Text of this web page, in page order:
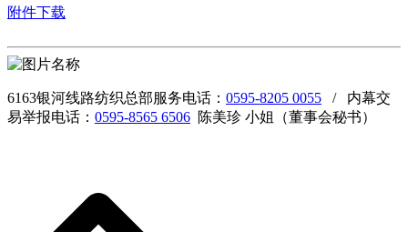
附件下载
6163银河线路纺织总部服务电话： 0595-8205 0055 / 内幕交
易举报电话： 0595-8565 6506 陈美珍 小姐（董事会秘书）